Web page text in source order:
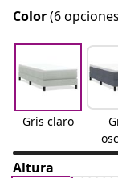
Color(6
Gris claro
Altura